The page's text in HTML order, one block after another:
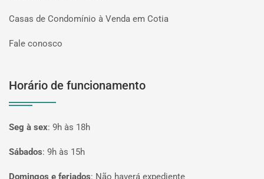
Casas de Condomínio à Venda em Cotia
Fale conosco
Horário de funcionamento
Seg à sex: 9h às 18h
Sábados: 9h às 15h
Domingos e feriados: Não haverá expediente